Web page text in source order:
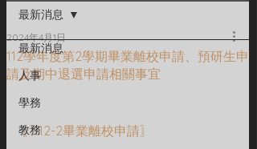
最新消息
人事
學務
教務
最新消息
112學年度第2學期畢業離校申請、預研生申
請及期中退選申請相關事宜
2024年4月1日
〖112-2畢業離校申請〗